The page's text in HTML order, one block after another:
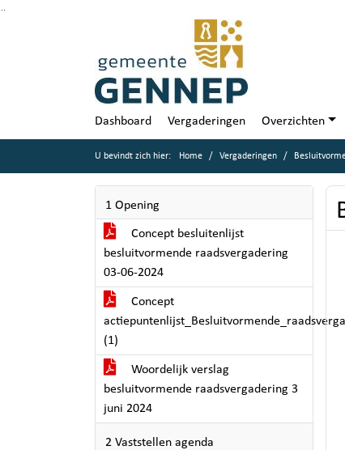
Dashboard Vergaderingen Overzichten
U bevindt zich hier: Home Vergaderingen
1 Opening
Concept besluitenlijst
besluitvormende raadsvergadering
03-06-2024
Concept
(1)
Woordelijk verslag
besluitvormende raadsvergadering 3
juni 2024
2 Vaststellen agenda